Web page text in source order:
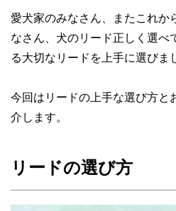
愛犬家のみなさん、またこれか
なさん、犬のリード正しく選べ
る大切なリードを上手に選びま
今回はリードの上手な選び方と
介します。
リードの選び方